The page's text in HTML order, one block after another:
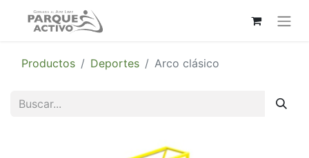
Productos Deportes Arco clásico